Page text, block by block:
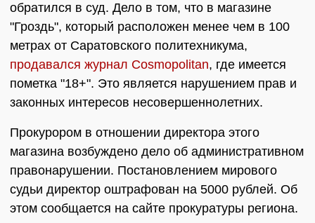
обратился в суд. Дело в том, что в магазине
"Гроздь", который расположен менее чем в 100
метрах от Саратовского политехникума,
продавался журнал Cosmopolitan, где имеется
пометка "18+". Это является нарушением прав и
законных интересов несовершеннолетних.
Прокурором в отношении директора этого
магазина возбуждено дело об административном
правонарушении. Постановлением мирового
судьи директор оштрафован на 5000 рублей. Об
этом сообщается на сайте прокуратуры региона.